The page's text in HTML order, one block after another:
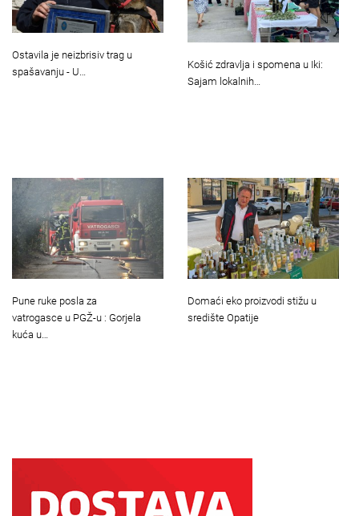
Ostavila je neizbrisiv trag u
spašavanju - U…
Košić zdravlja i spomena u Iki:
Sajam lokalnih…
Pune ruke posla za
vatrogasce u PGŽ-u : Gorjela
kuća u…
Domaći eko proizvodi stižu u
središte Opatije